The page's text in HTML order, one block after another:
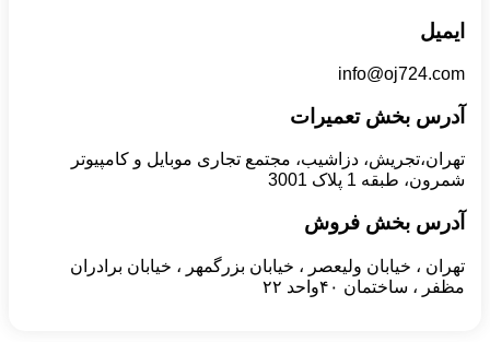
ایمیل
info@oj724.com
آدرس بخش تعمیرات
تهران،تجریش، دزاشیب، مجتمع تجاری موبایل و کامپیوتر
شمرون، طبقه 1 پلاک 3001
آدرس بخش فروش
تهران ، خیابان ولیعصر ، خیابان بزرگمهر ، خیابان برادران
مظفر ، ساختمان ۴۰واحد ۲۲